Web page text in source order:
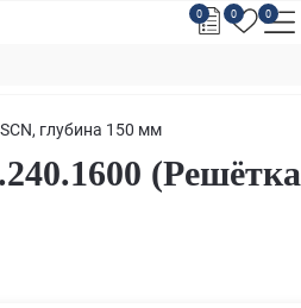
0 0 0
глубина 150 мм
(Решётка